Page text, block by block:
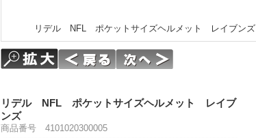
リデル NFL ポケットサイズヘルメット レイブンズ
リデル NFL ポケットサイズヘルメット レイブ
ンズ
商品番号 4101020300005